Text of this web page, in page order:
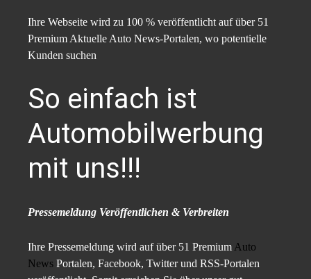
Ihre Webseite wird zu 100 % veröffentlicht auf über 51
Premium Aktuelle Auto News-Portalen, wo potentielle
Kunden suchen
So einfach ist
Automobilwerbung
mit uns!!!
Pressemeldung Veröffentlichen & Verbreiten
Ihre Pressemeldung wird auf über 51 Premium Auto
News Portalen, Facebook, Twitter und RSS-Portalen